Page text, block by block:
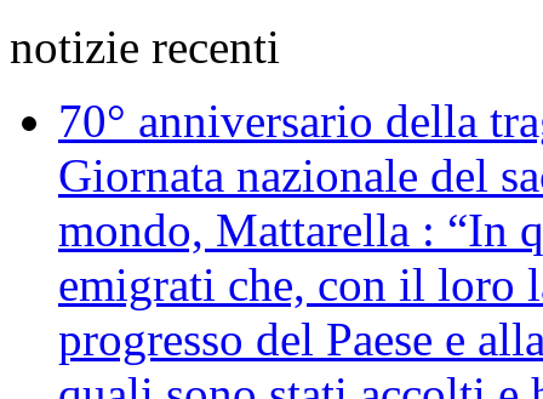
notizie recenti
70° anniversario della
Giornata nazionale del
mondo, Mattarella : “In
emigrati che, con il loro
progresso del Paese e